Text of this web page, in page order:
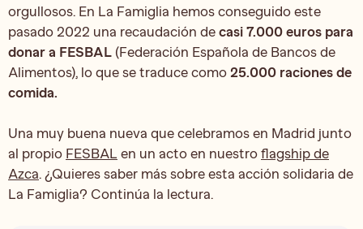
orgullosos. En La Famiglia hemos conseguido este
pasado 2022 una recaudación de casi 7.000 euros para
donar a FESBAL (Federación Española de Bancos de
Alimentos), lo que se traduce como 25.000 raciones de
comida.
Una muy buena nueva que celebramos en Madrid junto
al propio FESBAL en un acto en nuestro flagship de
Azca. ¿Quieres saber más sobre esta acción solidaria de
La Famiglia? Continúa la lectura.